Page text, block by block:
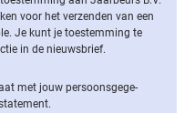
voor het verzenden van een
Je kunt je toestemming te
in de nieuwsbrief.
met jouw per­soons­ge­ge­